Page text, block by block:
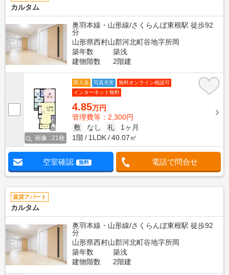
カルタム
奥羽本線・山形線/さくらんぼ東根駅 徒歩92
分
山形県西村山郡河北町谷地字所岡
築年数
築浅
建物階数
2階建
画像 : 21枚
即入居 写真充実
無料オンライン相談可
インターネット無料
4.85万円
管理費等：2,300円
敷
なし 礼
1ヶ月
1階
1LDK 40.07㎡
空室確認 無料 電話で問合せ
賃貸アパート
カルタム
奥羽本線・山形線/さくらんぼ東根駅 徒歩92
分
山形県西村山郡河北町谷地字所岡
築年数
築浅
建物階数
2階建